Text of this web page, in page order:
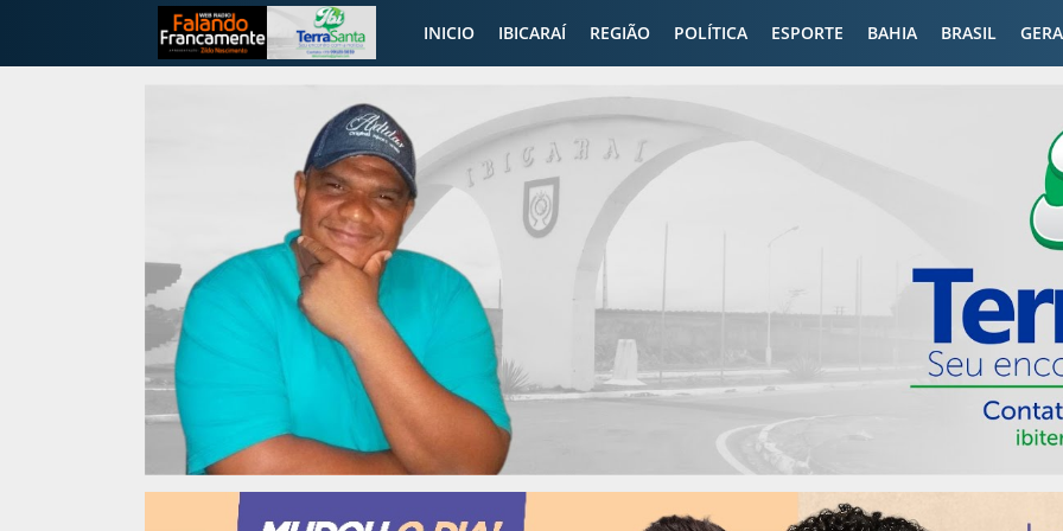
INICIO IBICARAÍ REGIÃO POLÍTICA ESPORTE BAHIA BRASIL